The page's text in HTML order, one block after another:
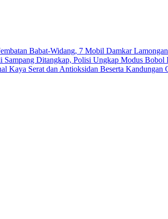
Babat-Widang, 7 Mobil Damkar
Sampang Ditangkap, Polisi Ungkap Modus Bobol
Kaya Serat dan Antioksidan Beserta Kandungan